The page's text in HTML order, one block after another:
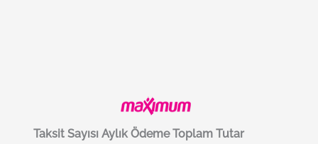
Taksit Sayısı Aylık Ödeme Toplam Tutar